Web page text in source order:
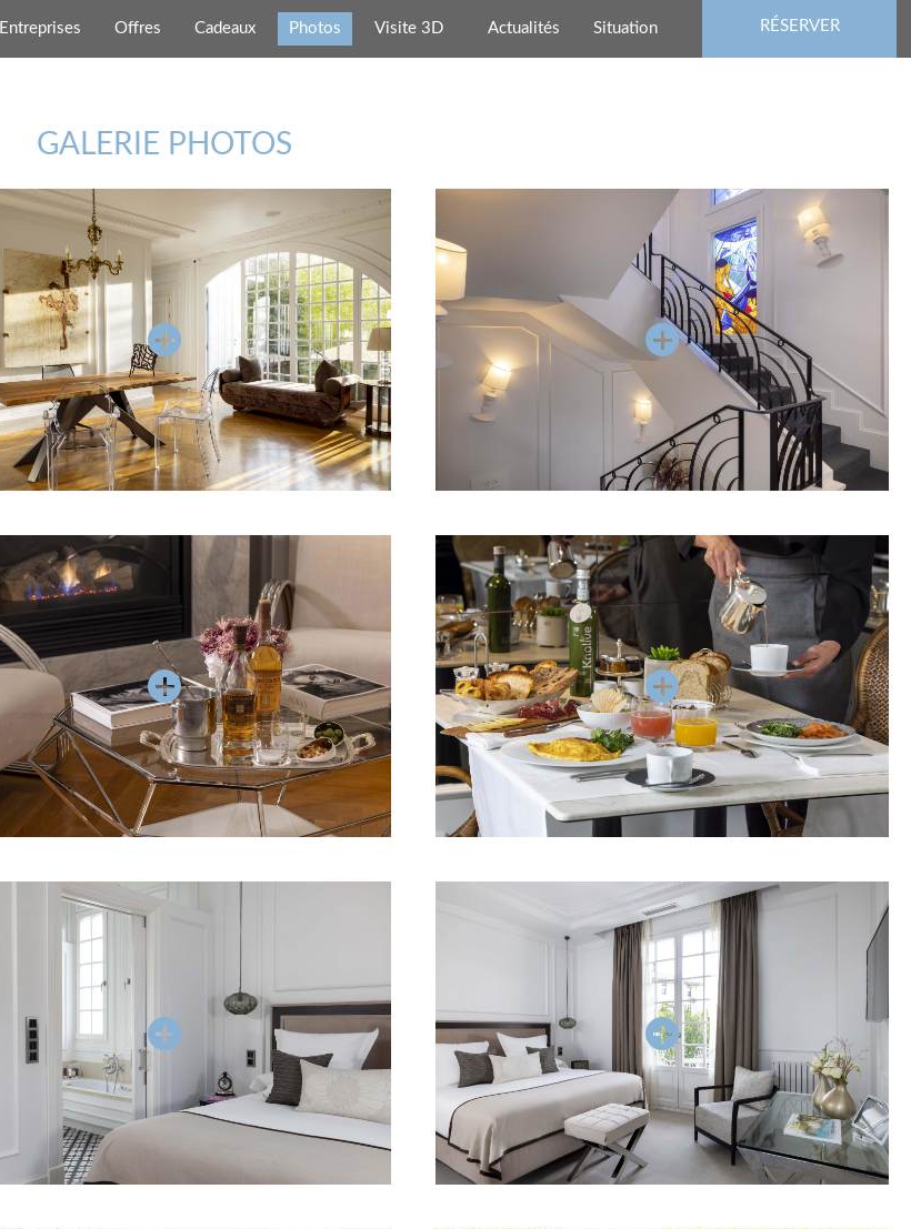
Entreprises Offres Cadeaux Photos Visite 3D Actualités Situation RÉSERVER
GALERIE PHOTOS